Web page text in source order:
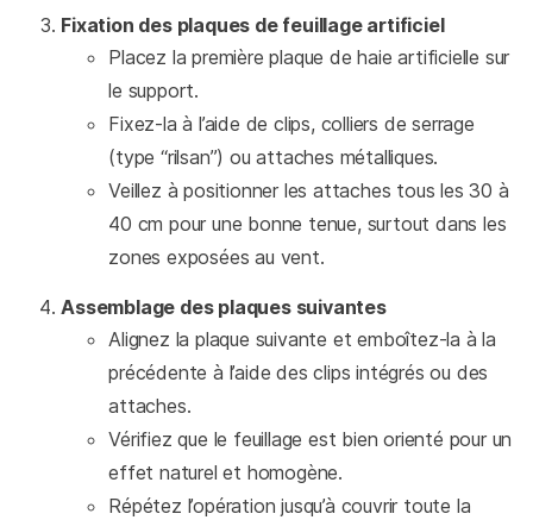
Fixation des plaques de feuillage artificiel
Placez la première plaque de haie artificielle sur
le support.
Fixez-la à l’aide de clips, colliers de serrage
(type “rilsan”) ou attaches métalliques.
Veillez à positionner les attaches tous les 30 à
40 cm pour une bonne tenue, surtout dans les
zones exposées au vent.
Assemblage des plaques suivantes
Alignez la plaque suivante et emboîtez-la à la
précédente à l’aide des clips intégrés ou des
attaches.
Vérifiez que le feuillage est bien orienté pour un
effet naturel et homogène.
Répétez l’opération jusqu’à couvrir toute la